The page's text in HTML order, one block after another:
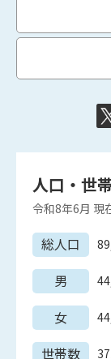
人口・世
令和8年6月 現
総人口
男
女
世帯数